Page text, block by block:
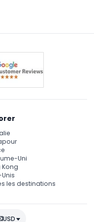
Uni
Kong
les destinations
USD